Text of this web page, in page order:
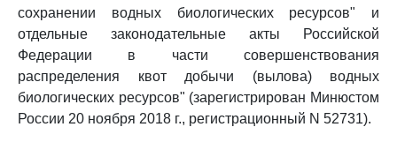
сохранении водных биологических ресурсов" и
отдельные законодательные акты Российской
Федерации в части совершенствования
распределения квот добычи (вылова) водных
биологических ресурсов" (зарегистрирован Минюстом
России 20 ноября 2018 г., регистрационный N 52731).